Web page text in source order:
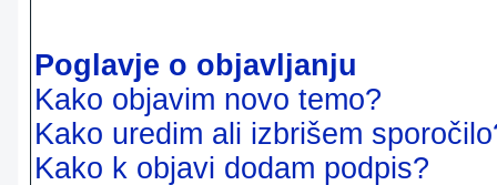
Poglavje o objavljanju
Kako objavim novo temo?
Kako uredim ali izbrišem
Kako k objavi dodam podpis?